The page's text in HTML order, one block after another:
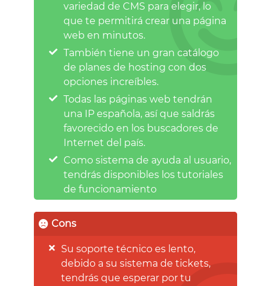
variedad de CMS para elegir, lo
que te permitirá crear una página
web en minutos.
También tiene un gran catálogo
de planes de hosting con dos
opciones increíbles.
Todas las páginas web tendrán
una IP española, así que saldrás
favorecido en los buscadores de
Internet del país.
Como sistema de ayuda al usuario,
tendrás disponibles los tutoriales
de funcionamiento
Cons
Su soporte técnico es lento,
debido a su sistema de tickets,
tendrás que esperar por tu